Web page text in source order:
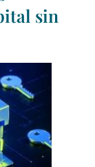
sin